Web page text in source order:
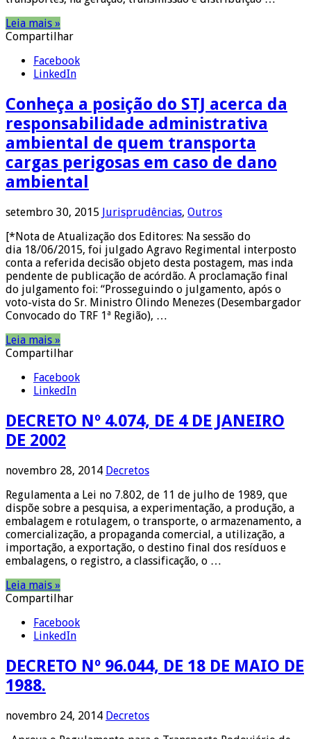
Leia mais »
Compartilhar
Facebook
LinkedIn
Conheça a posição do STJ acerca da
responsabilidade administrativa
ambiental de quem transporta
cargas perigosas em caso de dano
ambiental
setembro 30, 2015 Jurisprudências, Outros
[*Nota de Atualização dos Editores: Na sessão do
dia 18/06/2015, foi julgado Agravo Regimental interposto
conta a referida decisão objeto desta postagem, mas inda
pendente de publicação de acórdão. A proclamação final
do julgamento foi: “Prosseguindo o julgamento, após o
voto-vista do Sr. Ministro Olindo Menezes (Desembargador
Convocado do TRF 1ª Região), …
Leia mais »
Compartilhar
Facebook
LinkedIn
DECRETO Nº 4.074, DE 4 DE JANEIRO
DE 2002
novembro 28, 2014 Decretos
Regulamenta a Lei no 7.802, de 11 de julho de 1989, que
dispõe sobre a pesquisa, a experimentação, a produção, a
embalagem e rotulagem, o transporte, o armazenamento, a
comercialização, a propaganda comercial, a utilização, a
importação, a exportação, o destino final dos resíduos e
embalagens, o registro, a classificação, o …
Leia mais »
Compartilhar
Facebook
LinkedIn
DECRETO Nº 96.044, DE 18 DE MAIO DE
1988.
novembro 24, 2014 Decretos